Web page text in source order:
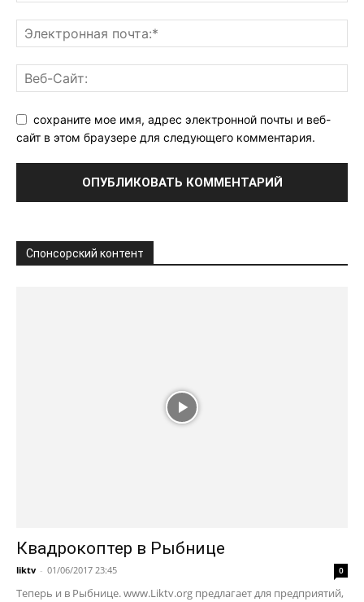
сохраните мое имя, адрес электронной почты и веб-
сайт в этом браузере для следующего комментария.
Спонсорский контент
Квадрокоптер в Рыбнице
liktv - 01/06/2017 23:45 0
Теперь и в Рыбнице. www.Liktv.org предлагает для предприятий,